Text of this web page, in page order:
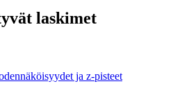
laskimet
ja z-pisteet